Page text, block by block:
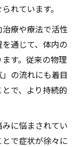
る覚醒プロセ
するクンダリ
ルな意義
の変容と癒し
啓気功治療の
の流れの関係
れています。
療や療法で活性
通じて、体内の
す。従来の物理
の流れにも着目
で、より持続的
に悩まされてい
で症状が徐々に